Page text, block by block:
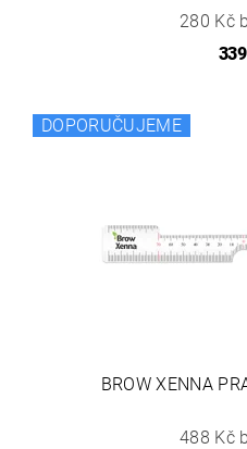
280 Kč
DOPORUČUJEME
BROW XENNA
488 Kč